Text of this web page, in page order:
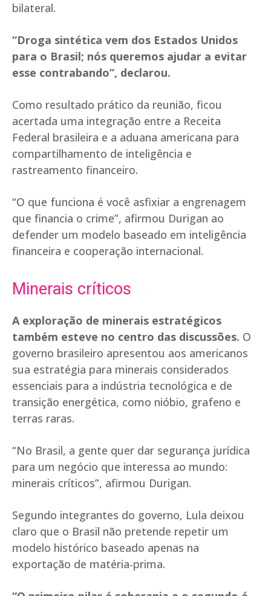
bilateral.
“Droga sintética vem dos Estados Unidos
para o Brasil; nós queremos ajudar a evitar
esse contrabando”, declarou.
Como resultado prático da reunião, ficou
acertada uma integração entre a Receita
Federal brasileira e a aduana americana para
compartilhamento de inteligência e
rastreamento financeiro.
“O que funciona é você asfixiar a engrenagem
que financia o crime”, afirmou Durigan ao
defender um modelo baseado em inteligência
financeira e cooperação internacional.
Minerais críticos
A exploração de minerais estratégicos
também esteve no centro das discussões. O
governo brasileiro apresentou aos americanos
sua estratégia para minerais considerados
essenciais para a indústria tecnológica e de
transição energética, como nióbio, grafeno e
terras raras.
“No Brasil, a gente quer dar segurança jurídica
para um negócio que interessa ao mundo:
minerais críticos”, afirmou Durigan.
Segundo integrantes do governo, Lula deixou
claro que o Brasil não pretende repetir um
modelo histórico baseado apenas na
exportação de matéria-prima.